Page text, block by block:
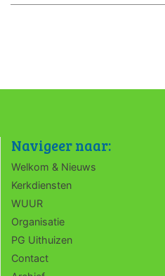
Navigeer naar:
Welkom & Nieuws
Kerkdiensten
WUUR
Organisatie
PG Uithuizen
Contact